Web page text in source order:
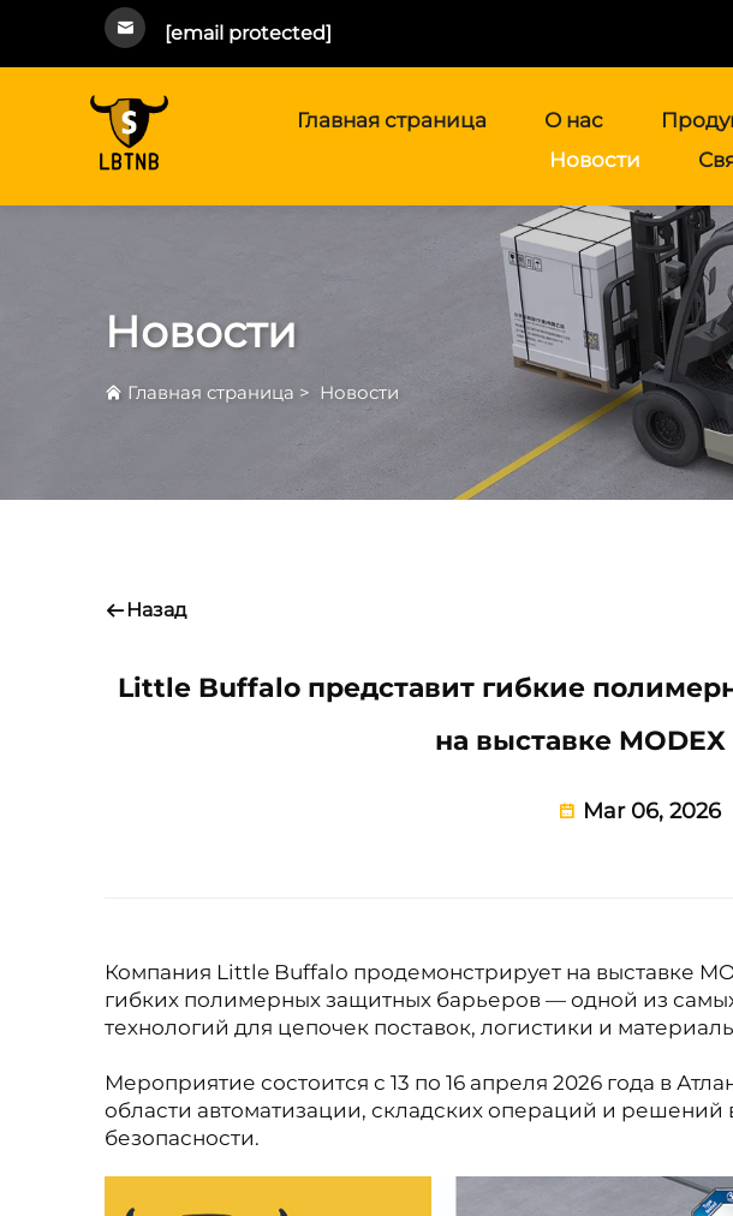
[email protected]
Главная страница О нас
Новости
Новости
Главная страница > Новости
Назад
Little Buffalo представит гибкие
на выставке MODEX
Mar 06, 2026
Компания Little Buffalo продемонстрирует на выставке
гибких полимерных защитных барьеров — одной из
технологий для цепочек поставок, логистики и
Мероприятие состоится с 13 по 16 апреля 2026 года в
области автоматизации, складских операций и
безопасности.